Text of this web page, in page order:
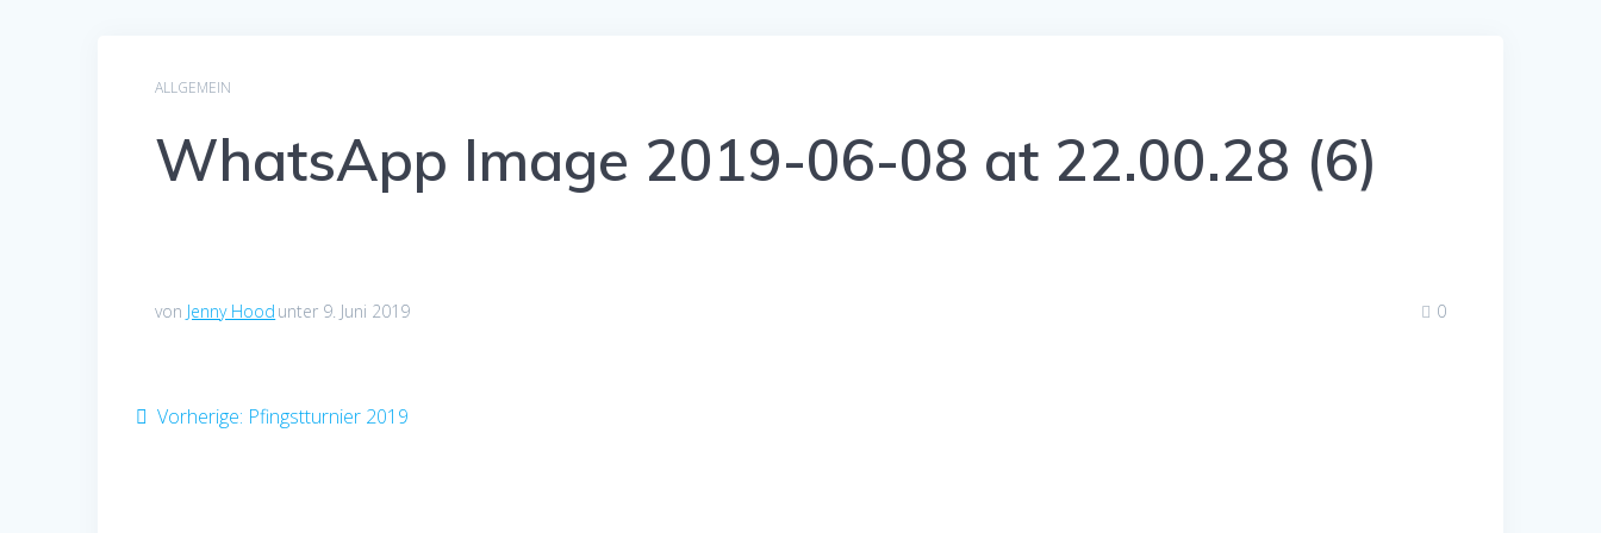
ALLGEMEIN
WhatsApp Image 2019-06-08 at 22.00.28 (6)
von Jenny Hood unter 9. Juni 2019 0
Beitragsnavigation
Vorherige: Vorheriger
Pfingstturnier 2019